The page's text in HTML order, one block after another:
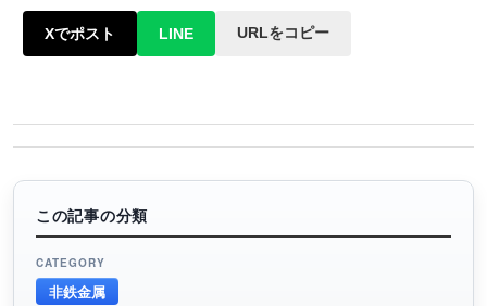
Xでポスト LINE URLをコピー
この記事の分類
CATEGORY
非鉄金属